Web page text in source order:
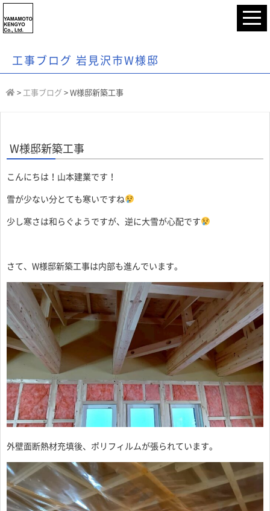
工事ブログ 岩見沢市W様邸
> 工事ブログ > W様邸新築工事
W様邸新築工事
こんにちは！山本建業です！
雪が少ない分とても寒いですね
少し寒さは和らぐようですが、逆に大雪が心配です
さて、W様邸新築工事は内部も進んでいます。
外壁面断熱材充填後、ポリフィルムが張られています。